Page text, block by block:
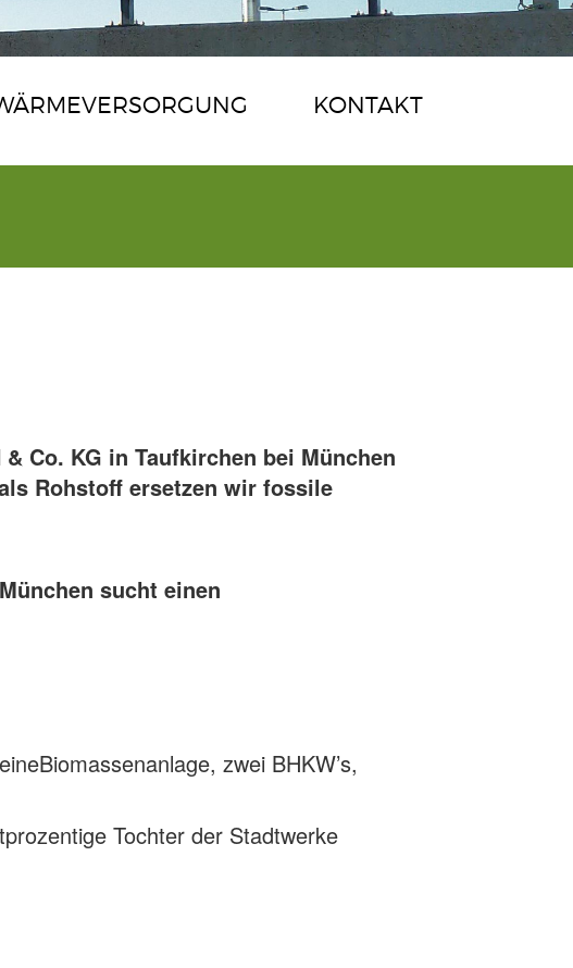
KONTAKT
Co. KG in Taufkirchen bei München
Rohstoff ersetzen wir fossile
sucht einen
zwei BHKW’s,
Tochter der Stadtwerke